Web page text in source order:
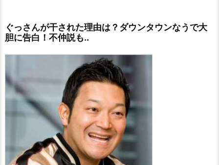
ぐっさんが干された理由は？ダウンタウンなうで大
胆に告白！不仲説も..